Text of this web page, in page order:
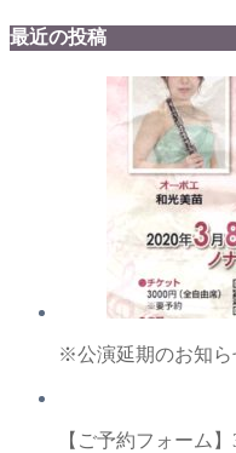
最近の投稿
※公演延期のお知ら
【ご予約フォーム